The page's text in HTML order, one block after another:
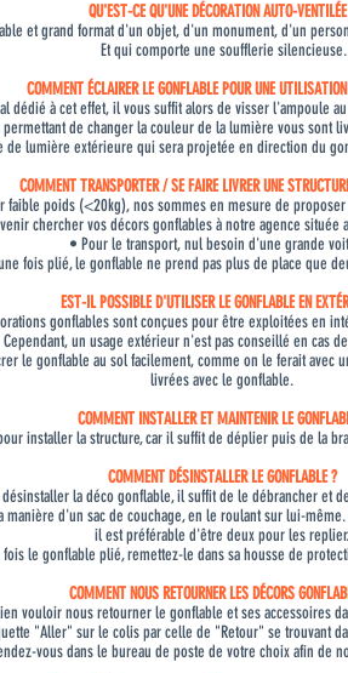
QU'EST-CE QU'UNE DÉCORATION AUTO-
et grand format d'un objet, d'un monument, d'un
Et qui comporte une soufflerie silencieuse.
COMMENT ÉCLAIRER LE GONFLABLE POUR UNE
dédié à cet effet, il vous suffit alors de visser l'ampoule
permettant de changer la couleur de la lumière vous sont
de lumière extérieure qui sera projetée en direction du
COMMENT TRANSPORTER / SE FAIRE LIVRER UNE
faible poids (<20kg), nos sommes en mesure de
chercher vos décors gonflables à notre agence située
• Pour le transport, nul besoin d'une grande
fois plié, le gonflable ne prend pas plus de place que
EST-IL POSSIBLE D'UTILISER LE GONFLABLE EN
gonflables sont conçues pour être exploitées en
Cependant, un usage extérieur n'est pas conseillé en cas
le gonflable au sol facilement, comme on le ferait avec
livrées avec le gonflable.
COMMENT INSTALLER ET MAINTENIR LE
installer la structure, car il suffit de déplier puis de la
COMMENT DÉSINSTALLER LE GONFLABLE ?
la déco gonflable, il suffit de le débrancher et
manière d'un sac de couchage, en le roulant sur lui-
il est préférable d'être deux pour les replier.
fois le gonflable plié, remettez-le dans sa housse de
COMMENT NOUS RETOURNER LES DÉCORS
vouloir nous retourner le gonflable et ses accessoires
"Aller" sur le colis par celle de "Retour" se trouvant
vous dans le bureau de poste de votre choix afin de